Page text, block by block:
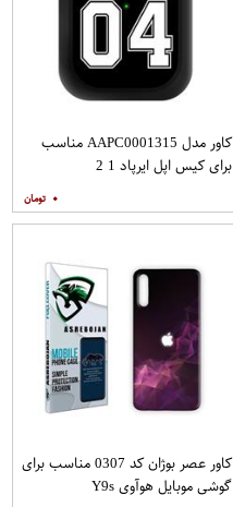
کاور مدل AAPC0001315 مناسب
برای کیس اپل ایرپاد 1 2
۰
کاور عصر بوژان کد 0307 مناسب برای
گوشی موبایل هوآوی Y9s